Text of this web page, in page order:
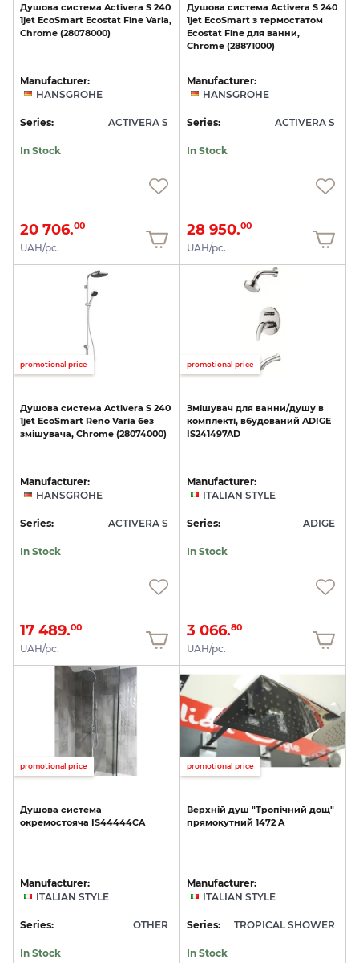
Душова система Activera S 240
1jet EcoSmart Ecostat Fine Varia,
Chrome (28078000)
Manufacturer:
HANSGROHE
Series: ACTIVERA S
In Stock
20 706.00
UAH/pc.
Душова система Activera S 240
1jet EcoSmart з термостатом
Ecostat Fine для ванни,
Chrome (28871000)
Manufacturer:
HANSGROHE
Series: ACTIVERA S
In Stock
28 950.00
UAH/pc.
promotional price
Душова система Activera S 240
1jet EcoSmart Reno Varia без
змішувача, Chrome (28074000)
Manufacturer:
HANSGROHE
Series: ACTIVERA S
In Stock
17 489.00
UAH/pc.
promotional price
Змішувач для ванни/душу в
комплекті, вбудований ADIGE
IS241497AD
Manufacturer:
ITALIAN STYLE
Series: ADIGE
In Stock
3 066.80
UAH/pc.
promotional price
Душова система
окремостояча IS44444CA
Manufacturer:
ITALIAN STYLE
Series: OTHER
In Stock
promotional price
Верхній душ "Тропічний дощ"
прямокутний 1472 A
Manufacturer:
ITALIAN STYLE
Series: TROPICAL SHOWER
In Stock